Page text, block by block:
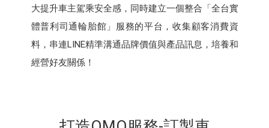
大提升車主駕乘安全感，同時建立一個整合「全台實
體普利司通輪胎館」服務的平台，收集顧客消費資
料，串連LINE精準溝通品牌價值與產品訊息，培養和
經營好友關係！